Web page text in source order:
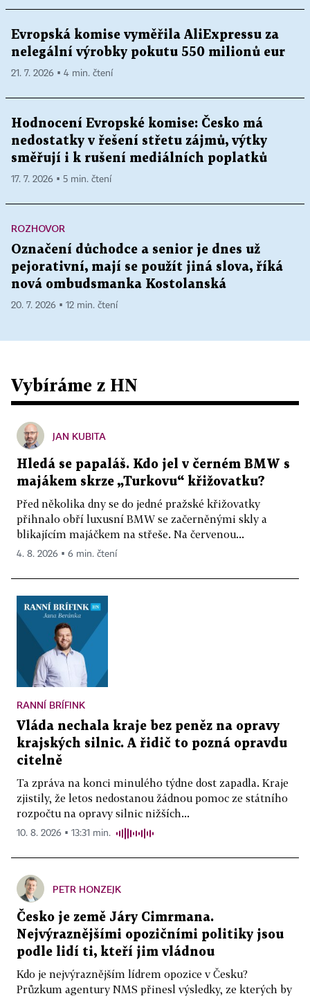
Evropská komise vyměřila AliExpressu za
nelegální výrobky pokutu 550 milionů eur
21. 7. 2026 ▪ 4 min. čtení
Hodnocení Evropské komise: Česko má
nedostatky v řešení střetu zájmů, výtky
směřují i k rušení mediálních poplatků
17. 7. 2026 ▪ 5 min. čtení
ROZHOVOR
Označení důchodce a senior je dnes už
pejorativní, mají se použít jiná slova, říká
nová ombudsmanka Kostolanská
20. 7. 2026 ▪ 12 min. čtení
Vybíráme z HN
JAN KUBITA
Hledá se papaláš. Kdo jel v černém BMW s
majákem skrze „Turkovu“ křižovatku?
Před několika dny se do jedné pražské křižovatky
přihnalo obří luxusní BMW se začerněnými skly a
blikajícím majáčkem na střeše. Na červenou...
4. 8. 2026 ▪ 6 min. čtení
RANNÍ BRÍFINK
Vláda nechala kraje bez peněz na opravy
krajských silnic. A řidič to pozná opravdu
citelně
Ta zpráva na konci minulého týdne dost zapadla. Kraje
zjistily, že letos nedostanou žádnou pomoc ze státního
rozpočtu na opravy silnic nižších...
10. 8. 2026 ▪ 13:31 min.
PETR HONZEJK
Česko je země Járy Cimrmana.
Nejvýraznějšími opozičními politiky jsou
podle lidí ti, kteří jim vládnou
Kdo je nejvýraznějším lídrem opozice v Česku?
Průzkum agentury NMS přinesl výsledky, ze kterých by